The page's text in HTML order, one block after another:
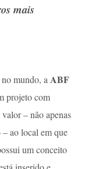
mais
mundo, a ABF
projeto com
– não apenas
ao local em que
um conceito